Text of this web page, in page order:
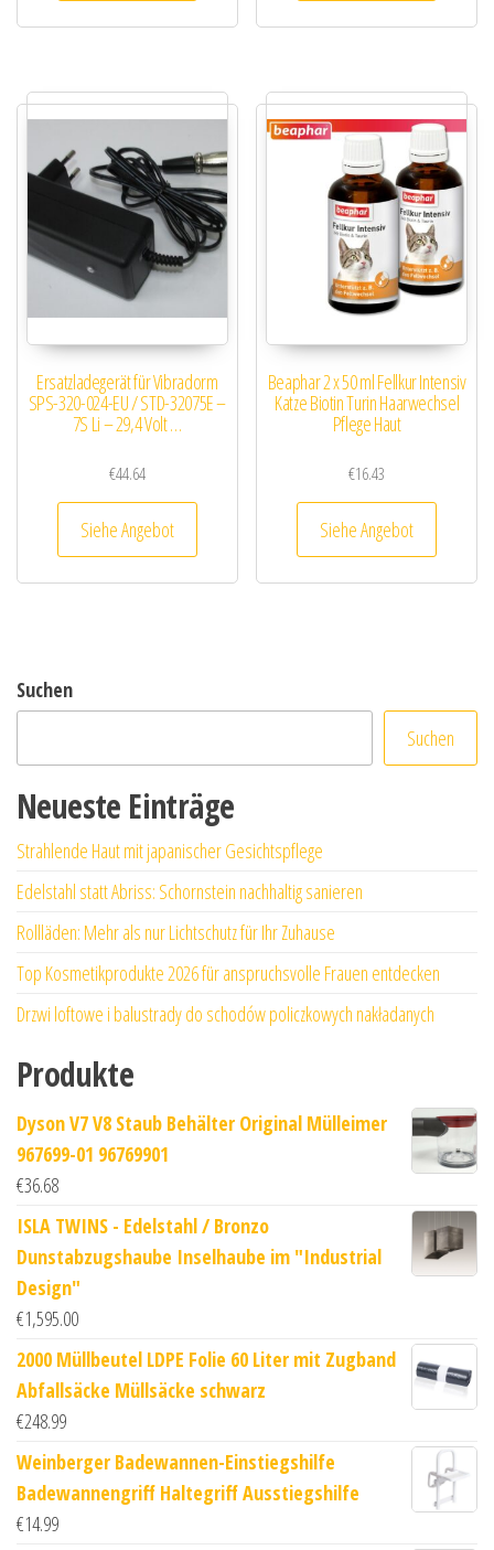
Ersatzladegerät für Vibradorm
SPS-320-024-EU / STD-32075E –
7S Li – 29,4 Volt …
€44.64
Siehe Angebot
Beaphar 2 x 50 ml Fellkur Intensiv
Katze Biotin Turin Haarwechsel
Pflege Haut
€16.43
Siehe Angebot
Suchen
Suchen
Neueste Einträge
Strahlende Haut mit japanischer Gesichtspflege
Edelstahl statt Abriss: Schornstein nachhaltig sanieren
Rollläden: Mehr als nur Lichtschutz für Ihr Zuhause
Top Kosmetikprodukte 2026 für anspruchsvolle Frauen entdecken
Drzwi loftowe i balustrady do schodów policzkowych nakładanych
Produkte
Dyson V7 V8 Staub Behälter Original Mülleimer
967699-01 96769901
€36.68
ISLA TWINS - Edelstahl / Bronzo
Dunstabzugshaube Inselhaube im "Industrial
Design"
€1,595.00
2000 Müllbeutel LDPE Folie 60 Liter mit Zugband
Abfallsäcke Müllsäcke schwarz
€248.99
Weinberger Badewannen-Einstiegshilfe
Badewannengriff Haltegriff Ausstiegshilfe
€14.99